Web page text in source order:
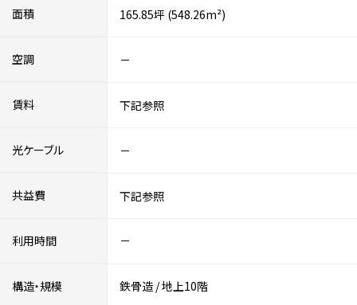
面積 165.85坪 (548.26m²)
空調 －
賃料 下記参照
光ケーブル －
共益費 下記参照
利用時間 －
構造・規模 鉄骨造 /地上10階